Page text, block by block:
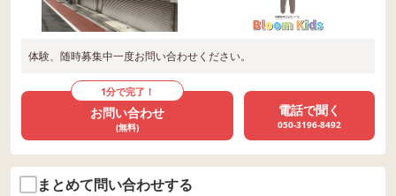
体験、随時募集中一度お問い合わせください。
1分で完了！
お問い合わせ
(無料)
電話で聞く
050-3196-8492
まとめて問い合わせする